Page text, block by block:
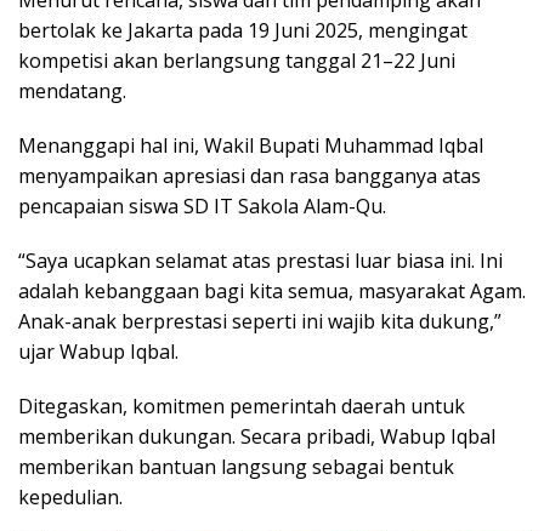
bertolak ke Jakarta pada 19 Juni 2025, mengingat
kompetisi akan berlangsung tanggal 21–22 Juni
mendatang.
Menanggapi hal ini, Wakil Bupati Muhammad Iqbal
menyampaikan apresiasi dan rasa bangganya atas
pencapaian siswa SD IT Sakola Alam-Qu.
“Saya ucapkan selamat atas prestasi luar biasa ini. Ini
adalah kebanggaan bagi kita semua, masyarakat Agam.
Anak-anak berprestasi seperti ini wajib kita dukung,”
ujar Wabup Iqbal.
Ditegaskan, komitmen pemerintah daerah untuk
memberikan dukungan. Secara pribadi, Wabup Iqbal
memberikan bantuan langsung sebagai bentuk
kepedulian.